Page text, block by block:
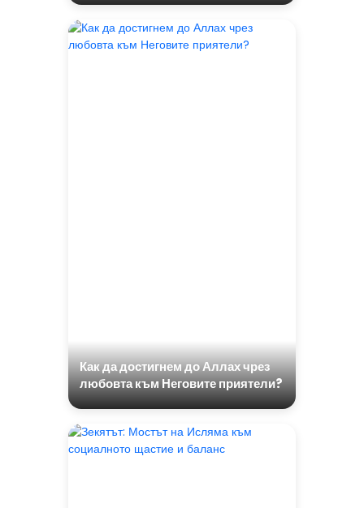
Как да достигнем до Аллах чрез
любовта към Неговите приятели?